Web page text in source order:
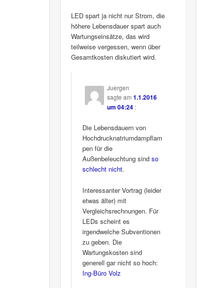
LED spart ja nicht nur Strom, die
höhere Lebensdauer spart auch
Wartungseinsätze, das wird
teilweise vergessen, wenn über
Gesamtkosten diskutiert wird.
Juergen
sagte am 1.1.2016
um 04:24 :
Die Lebensdauern von
Hochdrucknatriumdampflam
pen für die
Außenbeleuchtung sind so
schlecht nicht.
Interessanter Vortrag (leider
etwas älter) mit
Vergleichsrechnungen. Für
LEDs scheint es
irgendwelche Subventionen
zu geben. Die
Wartungskosten sind
generell gar nicht so hoch:
Ing-Büro Volz